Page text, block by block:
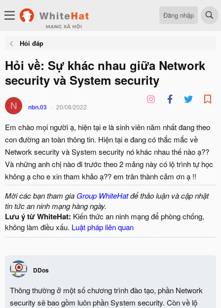
Đăng nhập
Hỏi đáp
Hỏi về: Sự khác nhau giữa Network
security và System security
N nbn.03 20/08/2022
Em chào mọi người ạ, hiện tại e là sinh viên năm nhất đang theo
con đường an toàn thông tin. Hiện tại e đang có thắc mắc về
Network security và System security nó khác nhau thế nào ạ??
Và những anh chị nào đi trước theo 2 mảng này có lộ trình tự học
không ạ cho e xin tham khảo ạ?? em trân thành cảm ơn ạ !!
Mời các bạn tham gia Group WhiteHatđể thảo luận và cập nhật
tin tức an ninh mạng hàng ngày.
Lưu ý từ WhiteHat: Kiến thức an ninh mạng để phòng chống,
không làm điều xấu. Luật pháp liên quan
DDos
Thông thường ở một số chương trình đào tạo, phần Network
security sẽ bao gồm luôn phần System security. Còn về lộ